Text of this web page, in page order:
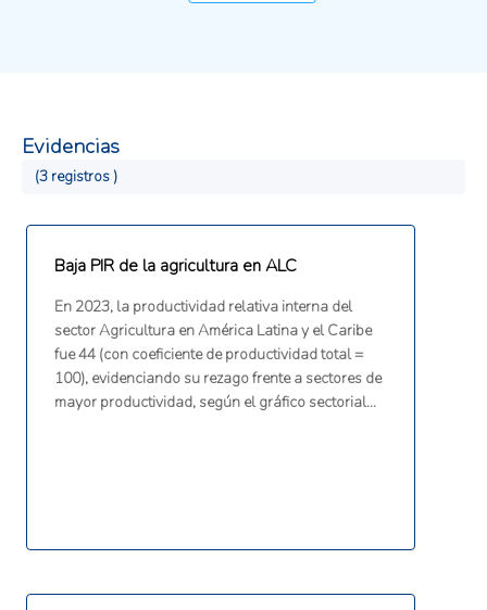
Evidencias
(3 registros )
Baja PIR de la agricultura en ALC
En 2023, la productividad relativa interna del
sector Agricultura en América Latina y el Caribe
fue 44 (con coeficiente de productividad total =
100), evidenciando su rezago frente a sectores de
mayor productividad, según el gráfico sectorial